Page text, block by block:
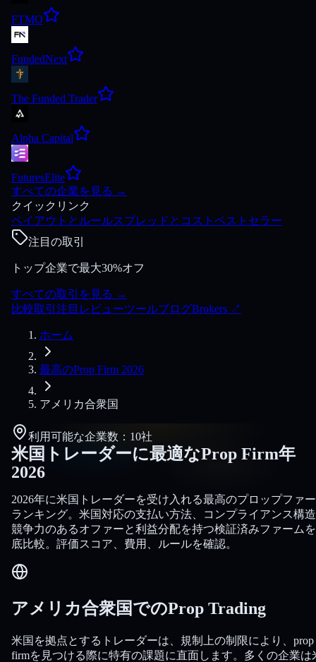
FTMO
FundedNext
The Funded Trader
Alpha Capital
FuturesElite
すべての企業を見る →
クイックリンク
ペイアウトとルールスプレッドとコスト ベストセラー
注目の取引
トップ企業で最大30%オフ
すべての取引を見る →
比較取引 注目 レビューツールブログBrokers ↗
ホーム
最高のProp Firm 2026
アメリカ合衆国
利用可能な企業数：10社
米国トレーダーに最適なProp Firm年
2026
2026年に米国トレーダーを受け入れる最高のプロップファ
ランキング。米国対応の支払い方法、コンプライアンス構
競争力のあるオファーと利益分配を持つ検証済みファーム
底比較。評価スコア、費用、ルールを確認。
アメリカ合衆国でのProp Trading
米国を拠点とするトレーダーは、規制上の制限により、prop
firmを見つける際に特有の課題に直面します。多くの企業は